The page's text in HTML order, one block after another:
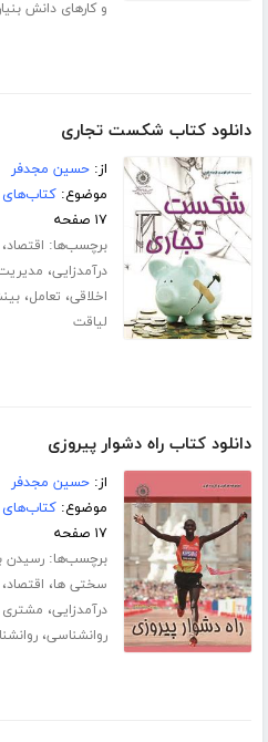
و کارهای دانش
دانلود کتاب شکست تجاری
از:حسین مجدفر
موضوع:کتاب‌های
۱۷ صفحه
برچسب‌ها: اقتصاد،
درآمدزایی،
اخلاقی، تعامل،
لیاقت
دانلود کتاب راه دشوار پیروزی
از:حسین مجدفر
موضوع:کتاب‌های
۱۷ صفحه
برچسب‌ها:رسیدن
سختی ها، اقتصاد،
درآمدزایی، مشتری
روانشناسی،